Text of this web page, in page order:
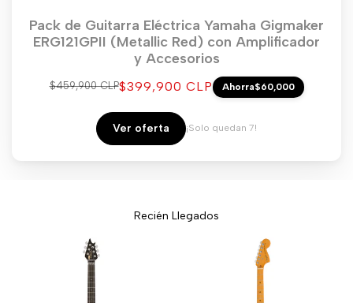
Pack de Guitarra Eléctrica Yamaha Gigmaker
ERG121GPII (Metallic Red) con Amplificador
y Accesorios
Precio
$459,900 CLPPrecio
venta
$399,900 CLP Ahorra$60,000
Ver oferta ¡Solo quedan 7!
Recién Llegados